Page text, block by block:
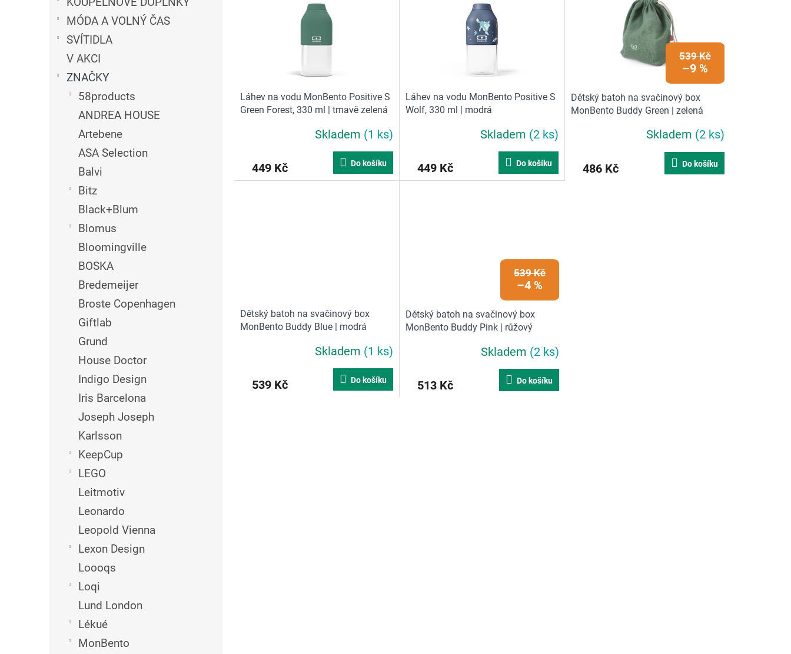
MÓDA A VOLNÝ ČAS
SVÍTIDLA
V AKCI
ZNAČKY
58products
ANDREA HOUSE
Artebene
ASA Selection
Balvi
Bitz
Black+Blum
Blomus
Bloomingville
BOSKA
Bredemeijer
Broste Copenhagen
Giftlab
Grund
House Doctor
Indigo Design
Iris Barcelona
Joseph Joseph
Karlsson
KeepCup
LEGO
Leitmotiv
Leonardo
Leopold Vienna
Lexon Design
Loooqs
Loqi
Lund London
Lékué
MonBento
Láhev na vodu MonBento Positive S
Green Forest, 330 ml | tmavě zelená
Skladem (1 ks)
449 Kč Do košíku
Láhev na vodu MonBento Positive S
Wolf, 330 ml | modrá
Skladem (2 ks)
449 Kč Do košíku
539 Kč
–9 %
Dětský batoh na svačinový box
MonBento Buddy Green | zelená
Skladem (2 ks)
486 Kč Do košíku
Dětský batoh na svačinový box
MonBento Buddy Blue | modrá
Skladem (1 ks)
539 Kč Do košíku
539 Kč
–4 %
Dětský batoh na svačinový box
MonBento Buddy Pink | růžový
Skladem (2 ks)
513 Kč Do košíku